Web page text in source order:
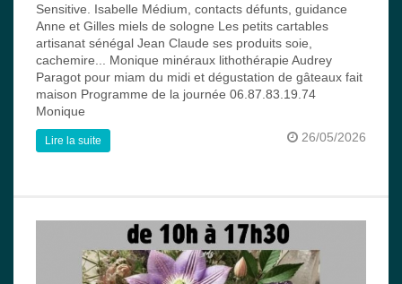
Sensitive. Isabelle Médium, contacts défunts, guidance
Anne et Gilles miels de sologne Les petits cartables
artisanat sénégal Jean Claude ses produits soie,
cachemire... Monique minéraux lithothérapie Audrey
Paragot pour miam du midi et dégustation de gâteaux fait
maison Programme de la journée 06.87.83.19.74
Monique
26/05/2026
Lire la suite